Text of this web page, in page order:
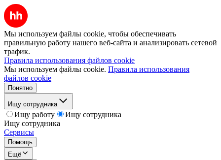
Мы используем файлы cookie, чтобы обеспечивать
правильную работу нашего веб-сайта и анализировать сетевой
трафик.
Правила использования файлов cookie
Мы используем файлы cookie. Правила использования
файлов cookie
Понятно
Ищу сотрудника
Ищу работу
Ищу сотрудника
Ищу сотрудника
Сервисы
Помощь
Ещё